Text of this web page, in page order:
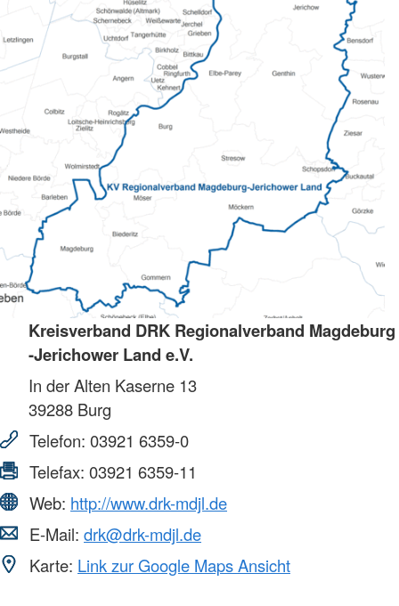
Kreisverband DRK Regionalverband Magdeburg
-Jerichower Land e.V.
In der Alten Kaserne 13
39288 Burg
Telefon: 03921 6359-0
Telefax: 03921 6359-11
Web: http://www.drk-mdjl.de
E-Mail: drk@drk-mdjl.de
Karte: Link zur Google Maps Ansicht